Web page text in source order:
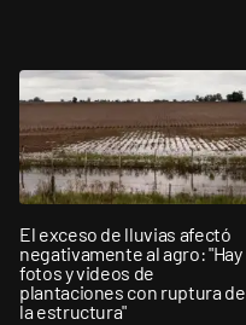
El exceso de lluvias afectó
negativamente al agro: "Hay
fotos y videos de
plantaciones con ruptura de
la estructura"